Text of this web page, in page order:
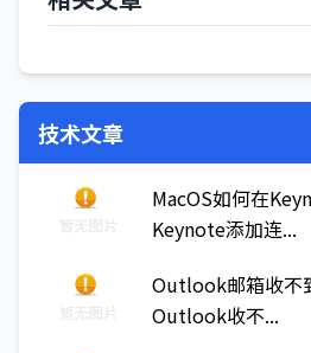
技术文章
MacOS如何在
Keynote添加连...
Outlook邮箱收不
Outlook收不...